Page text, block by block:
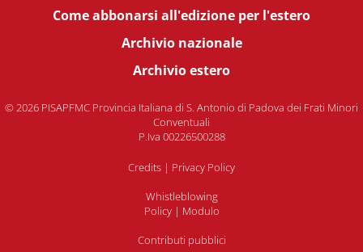
Come abbonarsi all'edizione per l'estero
Archivio nazionale
Archivio estero
© 2026 PISAPFMC Provincia Italiana di S. Antonio di Padova dei Frati Minori
Conventuali
P.Iva 00226500288
Credits | Privacy Policy
Whistleblowing
Policy| Modulo
Contributi pubblici